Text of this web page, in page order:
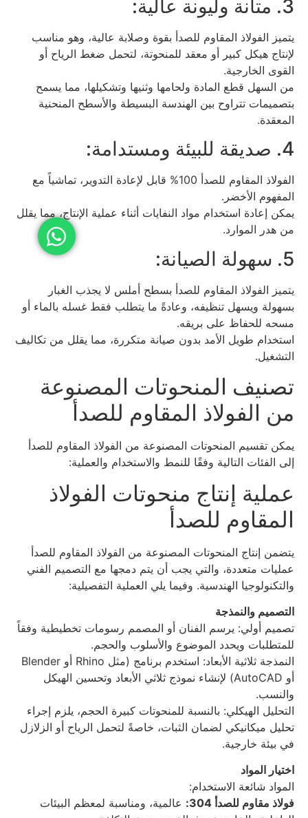
3. متانة وليونة عالية:
يتميز الفولاذ المقاوم للصدأ بقوة وصلابة عالية، وهو مناسب
لإنتاج هيكل كبير أو معقد للمنحوتة، لتحمل ضغط الرياح أو
القوى الخارجية.
من السهل قطع المادة ولحامها وثنيها وتشكيلها، مما يسمح
بتصميمات تتراوح بين الهندسة البسيطة والأسطح المنحنية
المعقدة.
4. صديقة للبيئة ومستدامة:
الفولاذ المقاوم للصدأ 100% قابل لإعادة التدوير، تماشياً مع
المفهوم الأخضر.
يمكن إعادة استخدام مواد النفايات أثناء عملية الإنتاج، مما يقلل
من هدر الموارد.
5. سهولة الصيانة:
يتميز الفولاذ المقاوم للصدأ بسطح أملس لا يجذب الغبار
بسهولة ويسهل تنظيفه، وعادةً ما يتطلب فقط غسله بالماء أو
مسحه للحفاظ على بريقه.
استخدام طويل الأمد بدون صيانة متكررة، مما يقلل من تكاليف
التشغيل.
تصنيف المنحوتات المصنوعة
من الفولاذ المقاوم للصدأ
يمكن تقسيم المنحوتات المصنوعة من الفولاذ المقاوم للصدأ
إلى الفئات التالية وفقًا للنمط والاستخدام والعملية:
عملية إنتاج منحوتات الفولاذ
المقاوم للصدأ
يتضمن إنتاج المنحوتات المصنوعة من الفولاذ المقاوم للصدأ
عمليات متعددة، والتي يجب أن يتم دمجها مع التصميم الفني
والتكنولوجيا الهندسية. وفيما يلي العملية التفصيلية:
التصميم والنمذجة
تصميم أولي: يرسم الفنان أو المصمم رسومات تخطيطية وفقاً
للمتطلبات ويحدد الموضوع والأسلوب والحجم.
النمذجة ثلاثية الأبعاد: استخدم برنامج (مثل Rhino أو Blender
أو AutoCAD) لإنشاء نموذج ثلاثي الأبعاد وتحسين الهيكل
والنسب.
التحليل الهيكلي: بالنسبة للمنحوتات كبيرة الحجم، يلزم إجراء
تحليل ميكانيكي لضمان الثبات، خاصةً لتحمل الرياح أو الزلازل
في بيئة خارجية.
اختيار المواد
المواد شائعة الاستخدام:
فولاذ مقاوم للصدأ 304:
عالمية، ومناسبة لمعظم البيئات